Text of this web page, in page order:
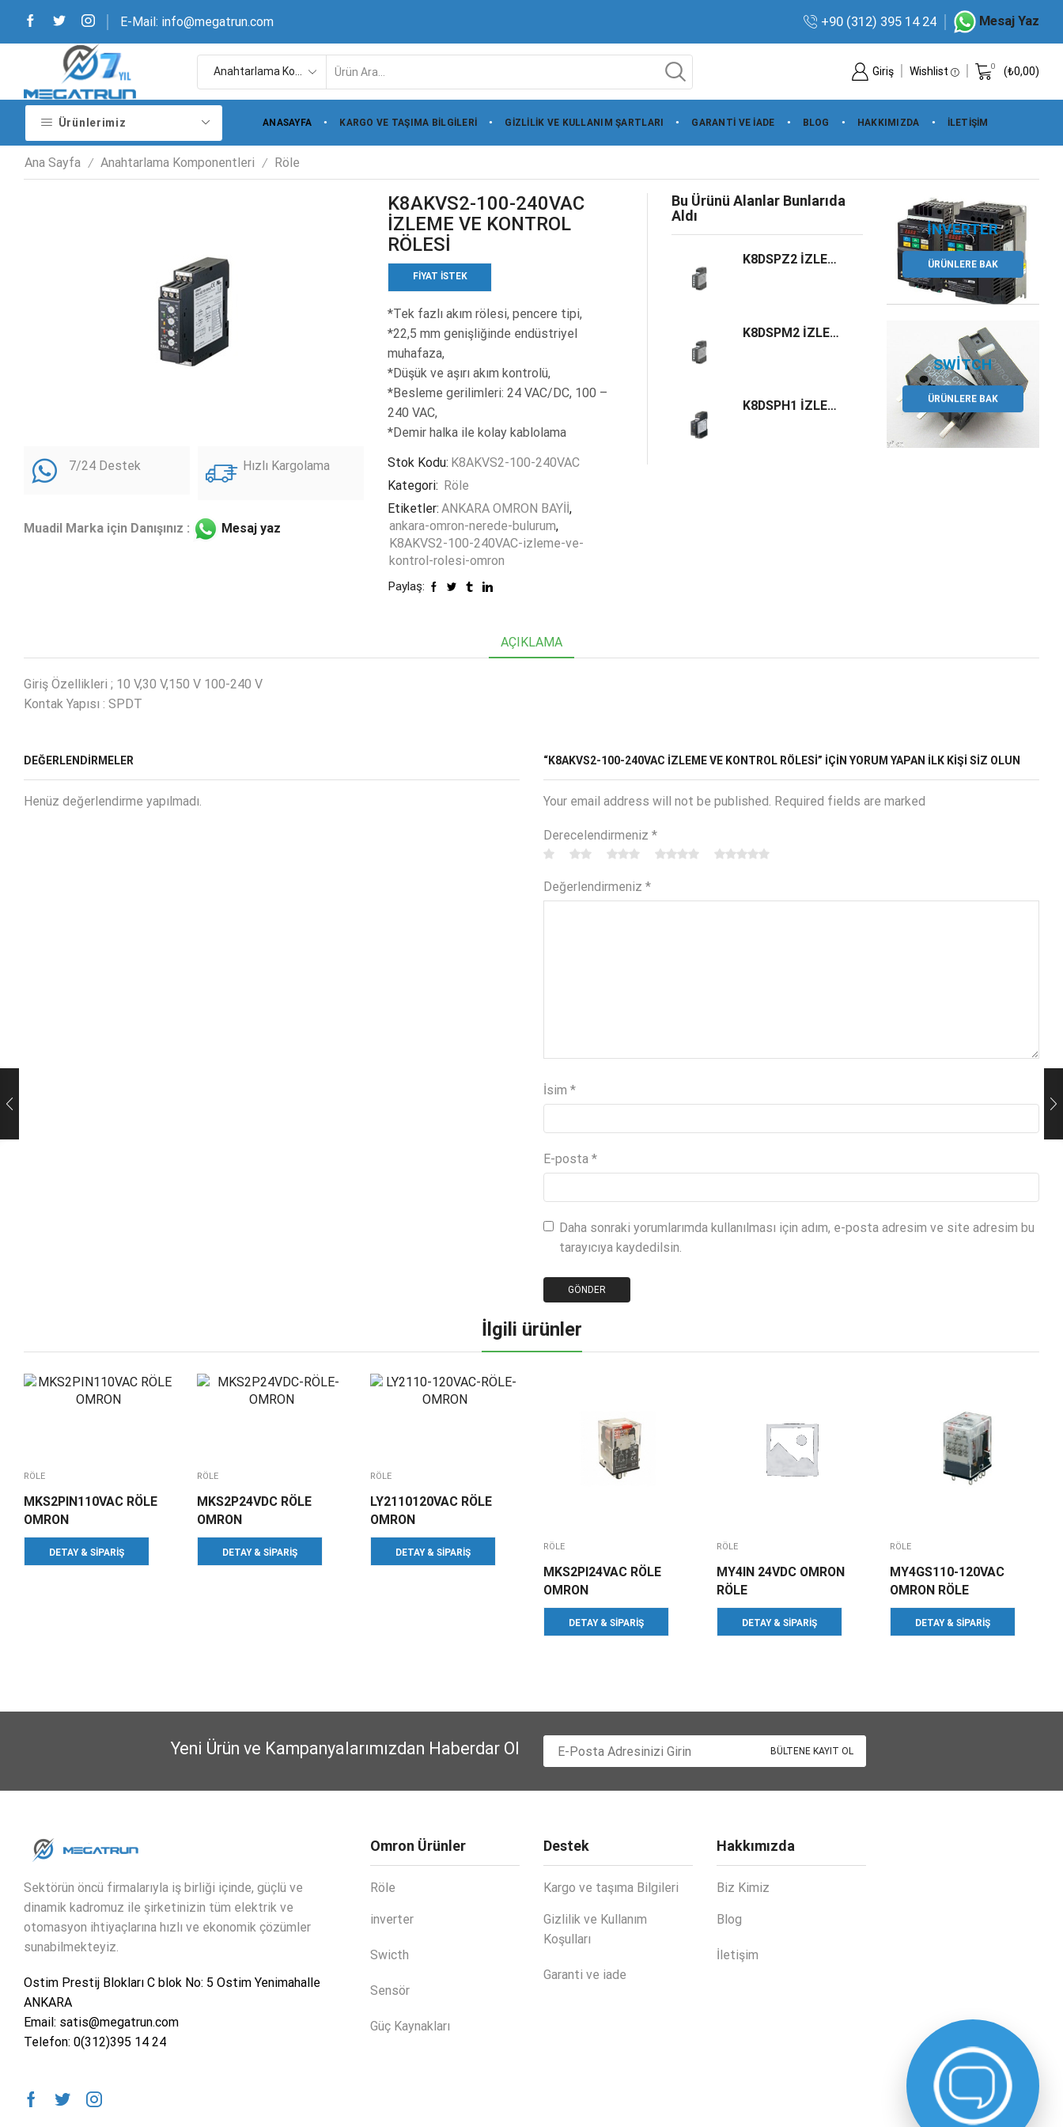
E-Mail: info@megatrun.com +90 (312) 395 14 24 Mesaj Yaz
Giriş Wishlist 0 (₺0,00)
Ürünlerimiz ANASAYFA KARGO VE TAŞIMA BILGILERI GIZLILIK VE KULLANIM ŞARTLARI GARANTI VE IADE BLOG HAKKIMIZDA İLETIŞIM
Ana Sayfa / Anahtarlama Komponentleri / Röle
7/24 Destek Hızlı Kargolama
Muadil Marka için Danışınız : Mesaj yaz
K8AKVS2-100-240VAC
İZLEME VE KONTROL
RÖLESİ
FIYAT ISTEK
*Tek fazlı akım rölesi, pencere tipi,
*22,5 mm genişliğinde endüstriyel
muhafaza,
*Düşük ve aşırı akım kontrolü,
*Besleme gerilimleri: 24 VAC/DC, 100 –
240 VAC,
*Demir halka ile kolay kablolama
Stok Kodu: K8AKVS2-100-240VAC
Kategori: Röle
Etiketler: ANKARA OMRON BAYİİ,
ankara-omron-nerede-bulurum,
K8AKVS2-100-240VAC-izleme-ve-
kontrol-rolesi-omron
Paylaş:
Bu Ürünü Alanlar Bunlarıda
Aldı
K8DSPZ2 İZLEME VE KONTROL RÖLESİ
K8DSPM2 İZLEME VE KONTROL RÖLESİ
K8DSPH1 İZLEME VE KONTROL RÖLESİ
ÜRÜNLERE BAK
ÜRÜNLERE BAK
AÇIKLAMA
Giriş Özellikleri ; 10 V,30 V,150 V 100-240 V
Kontak Yapısı : SPDT
DEĞERLENDIRMELER
Henüz değerlendirme yapılmadı.
“K8AKVS2-100-240VAC İZLEME VE KONTROL RÖLESİ” IÇIN YORUM YAPAN ILK KIŞI SIZ OLUN
Your email address will not be published. Required fields are marked
Derecelendirmeniz *
Değerlendirmeniz *
İsim *
E-posta *
Daha sonraki yorumlarımda kullanılması için adım, e-posta adresim ve site adresim bu
tarayıcıya kaydedilsin.
İlgili ürünler
RÖLE
MKS2PIN110VAC RÖLE
OMRON
DETAY & SIPARIŞ
RÖLE
MKS2P24VDC RÖLE
OMRON
DETAY & SIPARIŞ
RÖLE
LY2110120VAC RÖLE
OMRON
DETAY & SIPARIŞ RÖLE
MKS2PI24VAC RÖLE
OMRON
DETAY & SIPARIŞ
RÖLE
MY4IN 24VDC OMRON
RÖLE
DETAY & SIPARIŞ
RÖLE
MY4GS110-120VAC
OMRON RÖLE
DETAY & SIPARIŞ
Yeni Ürün ve Kampanyalarımızdan Haberdar Ol
Sektörün öncü firmalarıyla iş birliği içinde, güçlü ve
dinamik kadromuz ile şirketinizin tüm elektrik ve
otomasyon ihtiyaçlarına hızlı ve ekonomik çözümler
sunabilmekteyiz.
Ostim Prestij Blokları C blok No: 5 Ostim Yenimahalle
ANKARA
Email: satis@megatrun.com
Telefon: 0(312)395 14 24
Omron Ürünler
Röle
inverter
Swicth
Sensör
Güç Kaynakları
Destek
Kargo ve taşıma Bilgileri
Gizlilik ve Kullanım
Koşulları
Garanti ve iade
Hakkımızda
Biz Kimiz
Blog
İletişim